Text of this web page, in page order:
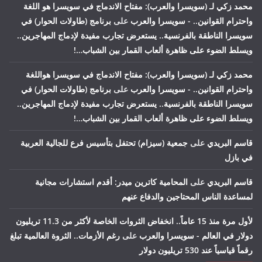
محمد زكي لـ (سويسرا والعرب): مفتاح الاندماج في سويسرا هو اللغة
واحترام القوانين.. - سويسرا والعرب على برنامج (طاولات الحوار) في
سويسرا الناطقة بالفرنسية.. يستعرض تجارب مفيدة لإدماج المهاجرين..
ويسلط الضوء على ظاهرة ألعاب القمار بين الشباب…!
محمد زكي لـ (سويسرا والعرب): مفتاح الاندماج في سويسرا هواللغة
واحترام القوانين.. - سويسرا والعرب على برنامج (طاولات الحوار) في
سويسرا الناطقة بالفرنسية.. يستعرض تجارب مفيدة لإدماج المهاجرين..
ويسلط الضوء على ظاهرة ألعاب القمار بين الشباب…!
قاسم البريدي على جمعية (سيزام) تحتفل بتأسيس فرع للجالية العربية
في بازل
قاسم البريدي على المحامية كاترين ميدر: أقدم استشارات مجانية
لمساعدة الناس المحتاجين والدفاع عنهم
لأول مرة منذ 15 عاماً.. انخفاض الثروات الخاصة لأكثر من 11.3 تريليون
دولار في العالم - سويسرا والعرب على رغم الأزمات.. الثروة العالمية تبلغ
رقماً قياسياً عند 530 تريليون دولار